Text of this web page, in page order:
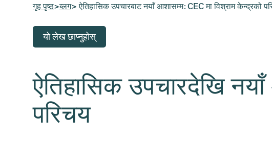
गृह पृष्ठ>ब्लग> ऐतिहासिक उपचारबाट नयाँ आशासम्म: CEC मा विश्राम केन्द्रको
यो लेख छाप्नुहोस्
ऐतिहासिक उपचारदेखि
परिचय